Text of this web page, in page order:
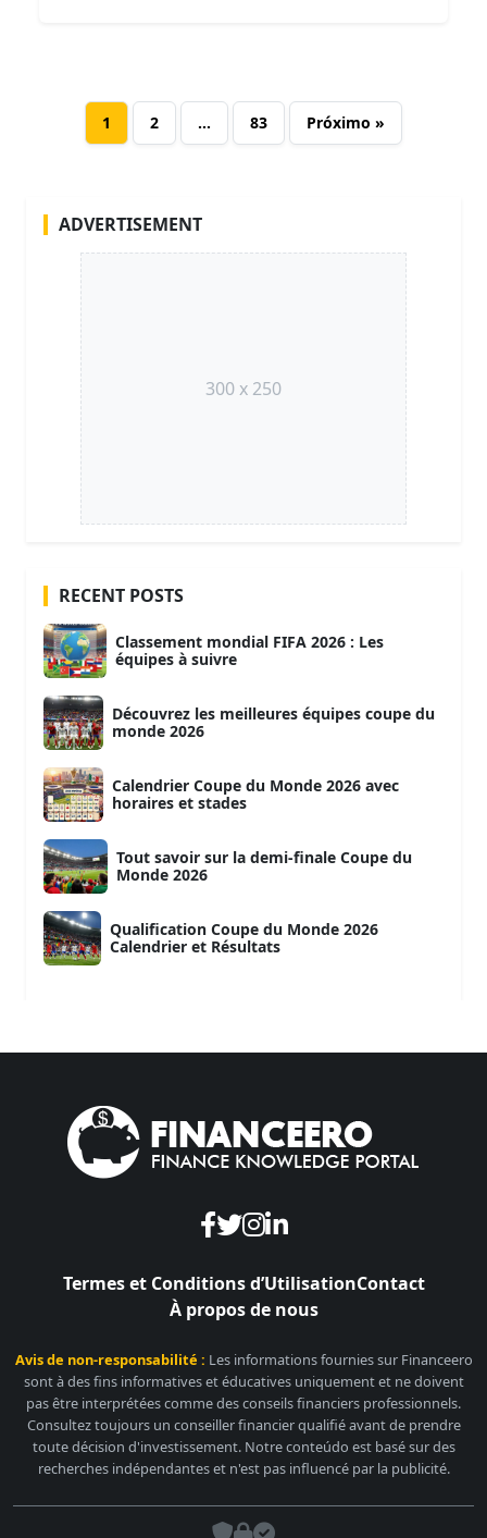
1 2 … 83 Próximo »
ADVERTISEMENT
300 x 250
RECENT POSTS
Classement mondial FIFA 2026 : Les
équipes à suivre
Découvrez les meilleures équipes coupe du
monde 2026
Calendrier Coupe du Monde 2026 avec
horaires et stades
Tout savoir sur la demi-finale Coupe du
Monde 2026
Qualification Coupe du Monde 2026
Calendrier et Résultats
Termes et Conditions d’UtilisationContact
À propos de nous
Avis de non-responsabilité : Les informations fournies sur Financeero
sont à des fins informatives et éducatives uniquement et ne doivent
pas être interprétées comme des conseils financiers professionnels.
Consultez toujours un conseiller financier qualifié avant de prendre
toute décision d'investissement. Notre conteúdo est basé sur des
recherches indépendantes et n'est pas influencé par la publicité.